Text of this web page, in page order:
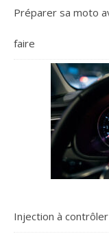
Préparer sa moto
faire
Injection à